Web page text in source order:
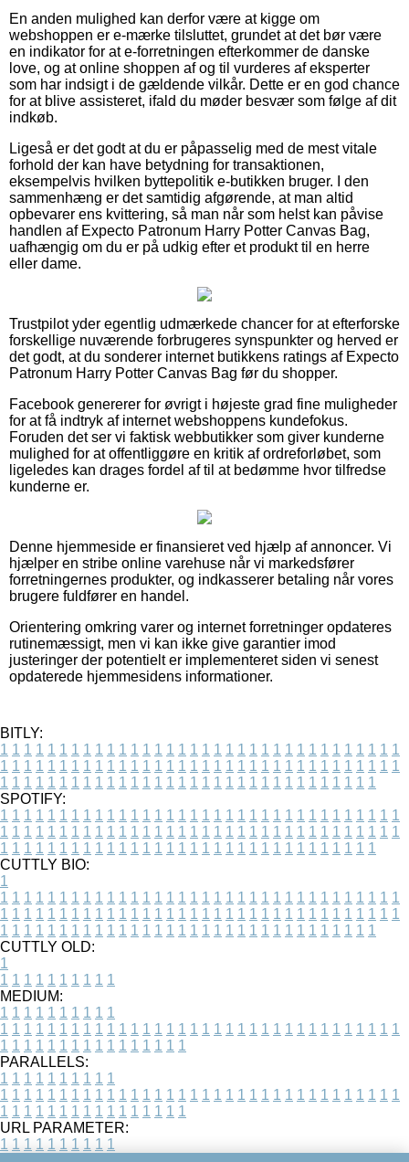
En anden mulighed kan derfor være at kigge om
webshoppen er e-mærke tilsluttet, grundet at det bør være
en indikator for at e-forretningen efterkommer de danske
love, og at online shoppen af og til vurderes af eksperter
som har indsigt i de gældende vilkår. Dette er en god chance
for at blive assisteret, ifald du møder besvær som følge af dit
indkøb.
Ligeså er det godt at du er påpasselig med de mest vitale
forhold der kan have betydning for transaktionen,
eksempelvis hvilken byttepolitik e-butikken bruger. I den
sammenhæng er det samtidig afgørende, at man altid
opbevarer ens kvittering, så man når som helst kan påvise
handlen af Expecto Patronum Harry Potter Canvas Bag,
uafhængig om du er på udkig efter et produkt til en herre
eller dame.
Trustpilot yder egentlig udmærkede chancer for at efterforske
forskellige nuværende forbrugeres synspunkter og herved er
det godt, at du sonderer internet butikkens ratings af Expecto
Patronum Harry Potter Canvas Bag før du shopper.
Facebook genererer for øvrigt i højeste grad fine muligheder
for at få indtryk af internet webshoppens kundefokus.
Foruden det ser vi faktisk webbutikker som giver kunderne
mulighed for at offentliggøre en kritik af ordreforløbet, som
ligeledes kan drages fordel af til at bedømme hvor tilfredse
kunderne er.
Denne hjemmeside er finansieret ved hjælp af annoncer. Vi
hjælper en stribe online varehuse når vi markedsfører
forretningernes produkter, og indkasserer betaling når vores
brugere fuldfører en handel.
Orientering omkring varer og internet forretninger opdateres
rutinemæssigt, men vi kan ikke give garantier imod
justeringer der potentielt er implementeret siden vi senest
opdaterede hjemmesidens informationer.
BITLY:
1 1 1 1 1 1 1 1 1 1 1 1 1 1 1 1 1 1 1 1 1 1 1 1 1 1 1 1 1 1 1 1 1 1
1 1 1 1 1 1 1 1 1 1 1 1 1 1 1 1 1 1 1 1 1 1 1 1 1 1 1 1 1 1 1 1 1 1
1 1 1 1 1 1 1 1 1 1 1 1 1 1 1 1 1 1 1 1 1 1 1 1 1 1 1 1 1 1 1 1
SPOTIFY:
1 1 1 1 1 1 1 1 1 1 1 1 1 1 1 1 1 1 1 1 1 1 1 1 1 1 1 1 1 1 1 1 1 1
1 1 1 1 1 1 1 1 1 1 1 1 1 1 1 1 1 1 1 1 1 1 1 1 1 1 1 1 1 1 1 1 1 1
1 1 1 1 1 1 1 1 1 1 1 1 1 1 1 1 1 1 1 1 1 1 1 1 1 1 1 1 1 1 1 1
CUTTLY BIO:
1
1 1 1 1 1 1 1 1 1 1 1 1 1 1 1 1 1 1 1 1 1 1 1 1 1 1 1 1 1 1 1 1 1 1
1 1 1 1 1 1 1 1 1 1 1 1 1 1 1 1 1 1 1 1 1 1 1 1 1 1 1 1 1 1 1 1 1 1
1 1 1 1 1 1 1 1 1 1 1 1 1 1 1 1 1 1 1 1 1 1 1 1 1 1 1 1 1 1 1 1
CUTTLY OLD:
1
1 1 1 1 1 1 1 1 1 1
MEDIUM:
1 1 1 1 1 1 1 1 1 1
1 1 1 1 1 1 1 1 1 1 1 1 1 1 1 1 1 1 1 1 1 1 1 1 1 1 1 1 1 1 1 1 1 1
1 1 1 1 1 1 1 1 1 1 1 1 1 1 1 1
PARALLELS:
1 1 1 1 1 1 1 1 1 1
1 1 1 1 1 1 1 1 1 1 1 1 1 1 1 1 1 1 1 1 1 1 1 1 1 1 1 1 1 1 1 1 1 1
1 1 1 1 1 1 1 1 1 1 1 1 1 1 1 1
URL PARAMETER:
1 1 1 1 1 1 1 1 1 1